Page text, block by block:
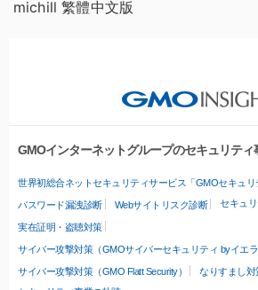
michill 繁體中文版
GMOインターネットグループのセキュリティ
世界初総合ネットセキュリティサービス「GMOセキュリ
パスワード漏洩診断 Webサイトリスク診断 セキュ
実在証明・盗聴対策
サイバー攻撃対策（GMOサイバーセキュリティ byイエラ
サイバー攻撃対策（GMO Flatt Security）
なりすまし対